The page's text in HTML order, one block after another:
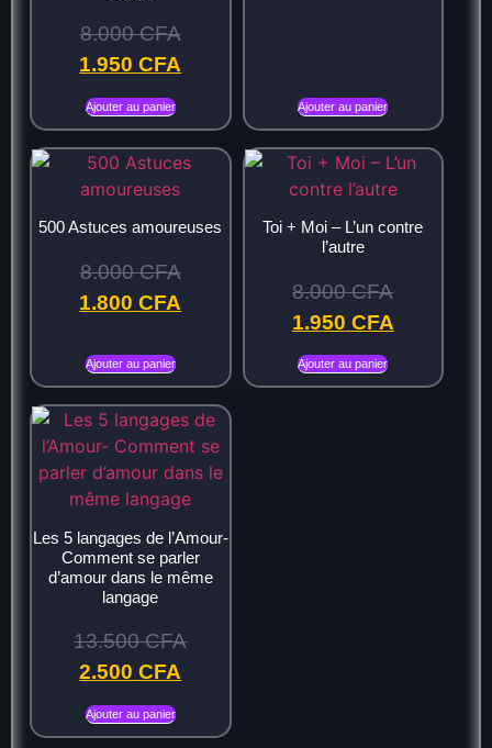
8.000CFA
1.950CFA
Ajouter au panier Ajouter au panier
500 Astuces amoureuses
8.000CFA
1.800CFA
Ajouter au panier
Toi + Moi – L’un contre
l’autre
8.000CFA
1.950 CFA
Ajouter au panier
Les 5 langages de l’Amour-
Comment se parler
d’amour dans le même
langage
13.500CFA
2.500CFA
Ajouter au panier